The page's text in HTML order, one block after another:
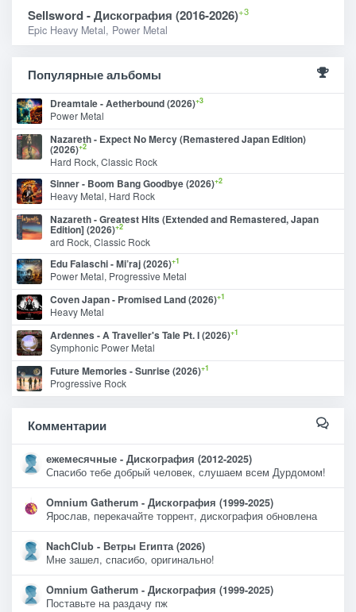
Sellsword - Дискография (2016-2026)+3
Epic Heavy Metal, Power Metal
Популярные альбомы
Dreamtale - Aetherbound (2026)+3
Power Metal
Nazareth - Expect No Mercy (Remastered Japan Edition)
(2026)+2
Hard Rock, Classic Rock
Sinner - Boom Bang Goodbye (2026)+2
Heavy Metal, Hard Rock
Nazareth - Greatest Hits (Extended and Remastered, Japan
Edition] (2026)+2
ard Rock, Classic Rock
Edu Falaschi - Mi’raj (2026)+1
Power Metal, Progressive Metal
Coven Japan - Promised Land (2026)+1
Heavy Metal
Ardennes - A Traveller's Tale Pt. I (2026)+1
Symphonic Power Metal
Future Memories - Sunrise (2026)+1
Progressive Rock
Комментарии
ежемесячные - Дискография (2012-2025)
Спасибо тебе добрый человек, слушаем всем Дурдомом!
Omnium Gatherum - Дискография (1999-2025)
Ярослав, перекачайте торрент, дискография обновлена
NachClub - Ветры Египта (2026)
Мне зашел, спасибо, оригинально!
Omnium Gatherum - Дискография (1999-2025)
Поставьте на раздачу пж